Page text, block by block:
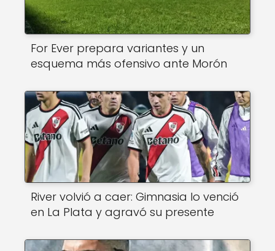
For Ever prepara variantes y un
esquema más ofensivo ante Morón
River volvió a caer: Gimnasia lo venció
en La Plata y agravó su presente